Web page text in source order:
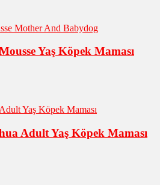
Yaş Köpek Maması
Adult Yaş Köpek Maması